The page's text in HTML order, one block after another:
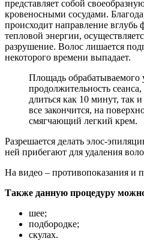
представляет собой
кровеносными сосудами.
происходит направление вглубь
тепловой энергии,
разрушение. Волос лишается
некоторого времени выпадает.
Площадь обрабатываемого
продолжительность
длиться как 10 минут, так
все закончится, на
смягчающий легкий крем.
Разрешается делать элос-
ней прибегают для удаления
На видео – противопоказания и
Также данную процедуру
шее;
подбородке;
скулах.